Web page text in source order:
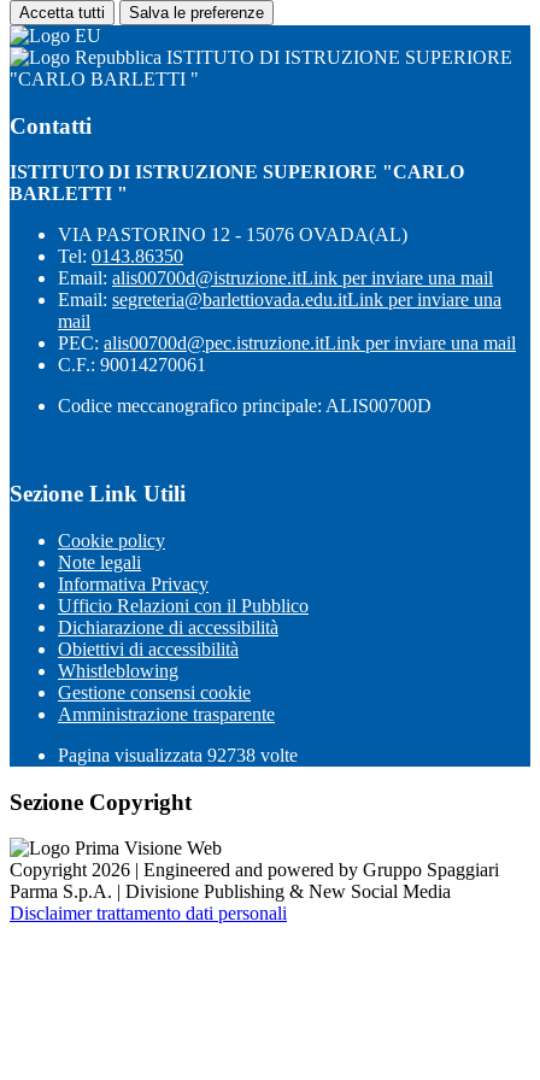
Accetta tutti Salva le preferenze
ISTITUTO DI ISTRUZIONE SUPERIORE
"CARLO BARLETTI "
Contatti
ISTITUTO DI ISTRUZIONE SUPERIORE "CARLO
BARLETTI "
VIA PASTORINO 12 - 15076 OVADA(AL)
Tel: 0143.86350
Email: alis00700d@istruzione.itLink per inviare una mail
Email: segreteria@barlettiovada.edu.itLink per inviare una
mail
PEC: alis00700d@pec.istruzione.itLink per inviare una mail
C.F.: 90014270061
Codice meccanografico principale: ALIS00700D
Sezione Link Utili
Cookie policy
Note legali
Informativa Privacy
Ufficio Relazioni con il Pubblico
Dichiarazione di accessibilità
Obiettivi di accessibilità
Whistleblowing
Gestione consensi cookie
Amministrazione trasparente
Pagina visualizzata 92738 volte
Sezione Copyright
Copyright 2026 | Engineered and powered by Gruppo Spaggiari
Parma S.p.A. | Divisione Publishing & New Social Media
Disclaimer trattamento dati personali